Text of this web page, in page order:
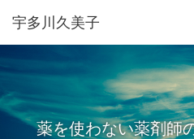
宇多川久美子
薬を使わない薬剤師